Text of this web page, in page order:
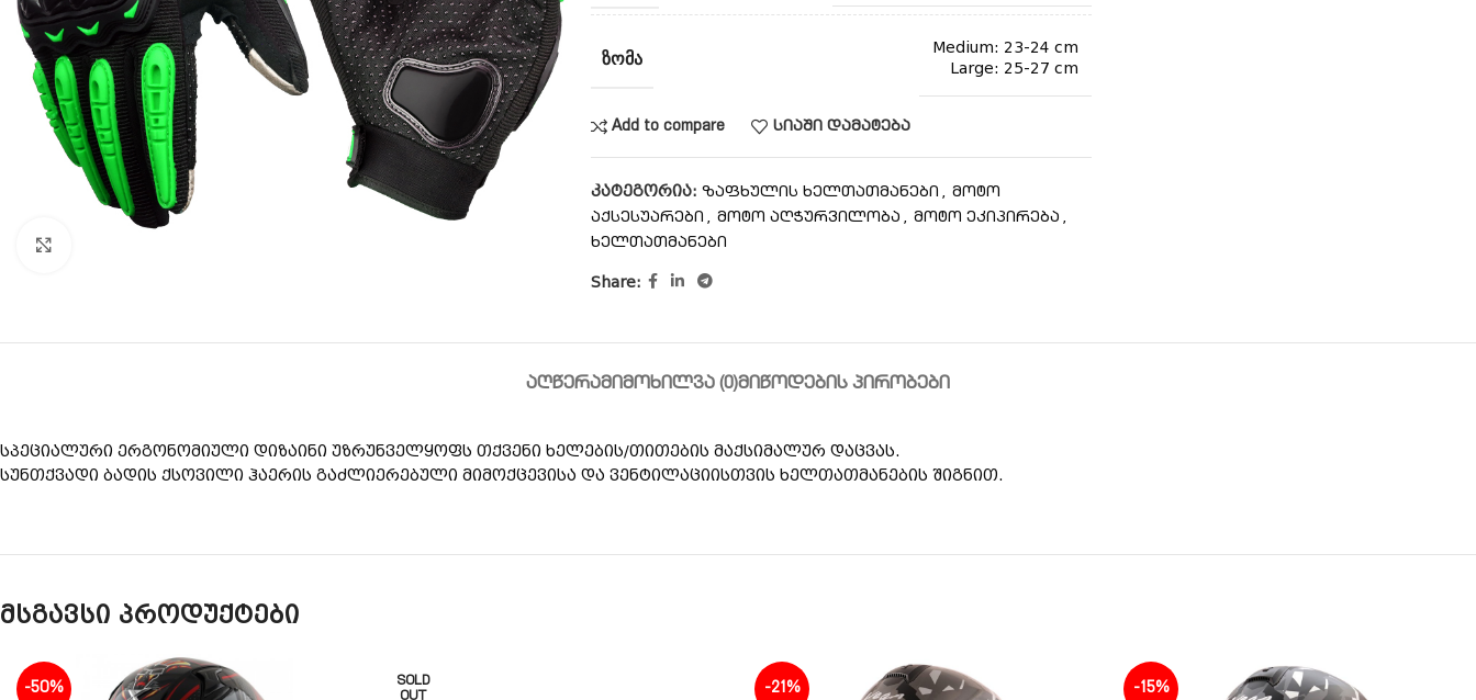
ᲖᲝᲛᲐ
Medium: 23-24 cm
Large: 25-27 cm
Add to compare სიაში დამატება
კატეგორია: ზაფხულის ხელთათმანები , მოტო
აქსესუარები , მოტო აღჭურვილობა , მოტო ეკიპირება ,
ხელთათმანები
Share:
ᲐᲦᲬᲔᲠᲐᲛᲘᲛᲝᲮᲘᲚᲕᲐ (0)ᲛᲘᲬᲝᲓᲔᲑᲘᲡ ᲞᲘᲠᲝᲑᲔᲑᲘ
სპეციალური ერგონომიული დიზაინი უზრუნველყოფს თქვენი ხელების/თითების მაქსიმალურ დაცვას.
სუნთქვადი ბადის ქსოვილი ჰაერის გაძლიერებული მიმოქცევისა და ვენტილაციისთვის ხელთათმანების შიგნით.
მსგავსი პროდუქტები
-50%
SOLD
OUT
-21% -15%